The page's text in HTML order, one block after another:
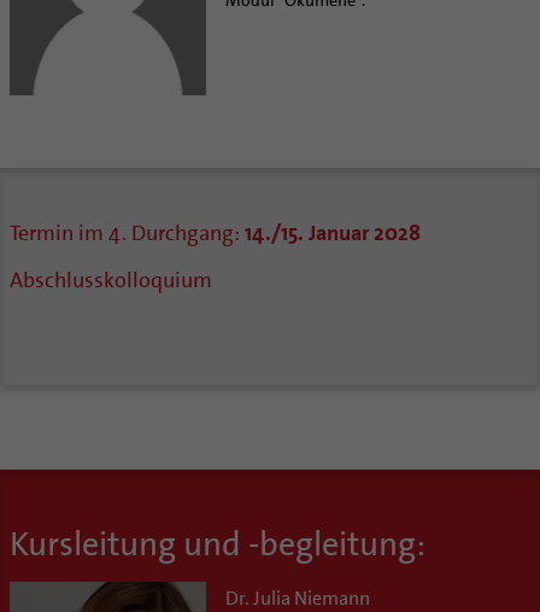
Termin im 4. Durchgang: 14./15. Januar 2028
Abschlusskolloquium
Kursleitung und -begleitung:
Dr. Julia Niemann